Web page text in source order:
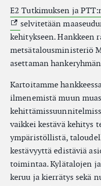
E2 Tutkimuksen ja
selvitetään
kehitykseen. Hankkeen
metsätalousministeriö
asettaman
Kartoitamme
ilmenemistä muun
vaikkei kestävä kehitys
ympäristöllistä,
kestävyyttä edistäviä
toimintaa. Kylätalojen
keruu ja kierrätys sekä